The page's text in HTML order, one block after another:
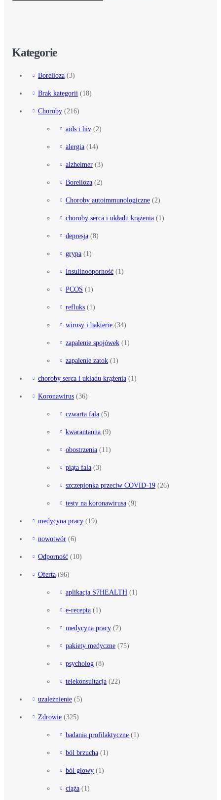
Kategorie
Borelioza (3)
Brak kategorii (18)
Choroby (216)
aids i hiv (2)
alergia (14)
alzheimer (3)
Borelioza (2)
Choroby autoimmunologiczne (2)
choroby serca i układu krążenia (1)
depresja (8)
grypa (1)
Insulinooporność (1)
PCOS (1)
refluks (1)
wirusy i bakterie (34)
zapalenie spojówek (1)
zapalenie zatok (1)
choroby serca i układu krążenia (1)
Koronawirus (36)
czwarta fala (5)
kwarantanna (9)
obostrzenia (11)
piąta fala (3)
szczepionka przeciw COVID-19 (26)
testy na koronawirusa (9)
medycyna pracy (19)
nowotwór (6)
Odporność (10)
Oferta (96)
aplikacja S7HEALTH (1)
e-recepta (1)
medycyna pracy (2)
pakiety medyczne (75)
psycholog (8)
telekonsultacja (22)
uzależnienie (5)
Zdrowie (325)
badania profilaktyczne (1)
ból brzucha (1)
ból głowy (1)
ciąża (1)